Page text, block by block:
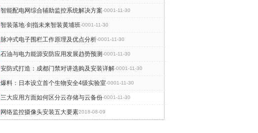
智能配电网综合辅助监控系统解决方案-0001-11-30
智装落地·剑指未来智装黄埔班-0001-11-30
脉冲式电子围栏工作原理及优点分析-0001-11-30
石油与电力能源安防应用发展趋势预测-0001-11-30
安防式打造：成都门禁对讲选购及安装详解-0001-11-30
爆料：日本设立首个生物安全4级实验室-0001-11-30
三大应用方面如何区分云存储与云备份-0001-11-30
网络监控摄像头安装五大要素2018-08-09